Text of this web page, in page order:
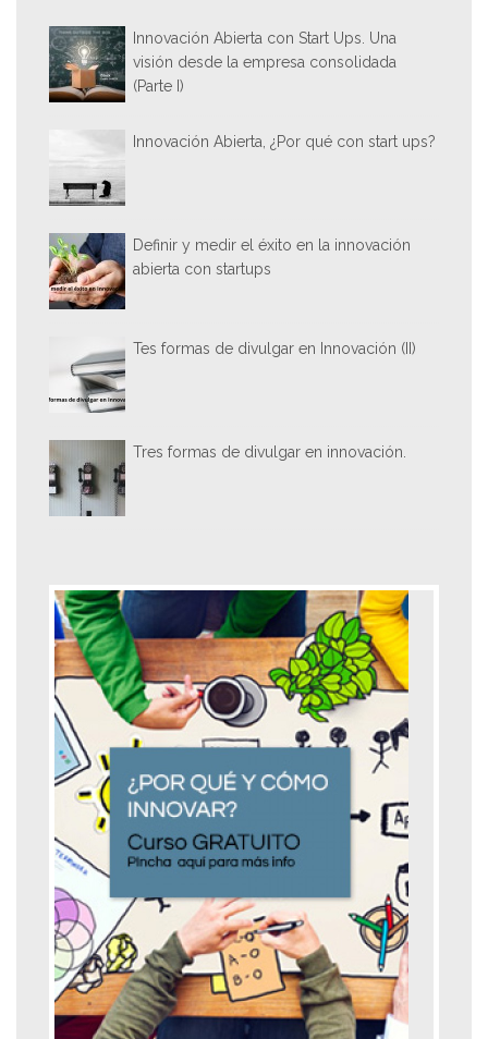
Innovación Abierta con Start Ups. Una
visión desde la empresa consolidada
(Parte I)
Innovación Abierta, ¿Por qué con start ups?
Definir y medir el éxito en la innovación
abierta con startups
Tes formas de divulgar en Innovación (II)
Tres formas de divulgar en innovación.